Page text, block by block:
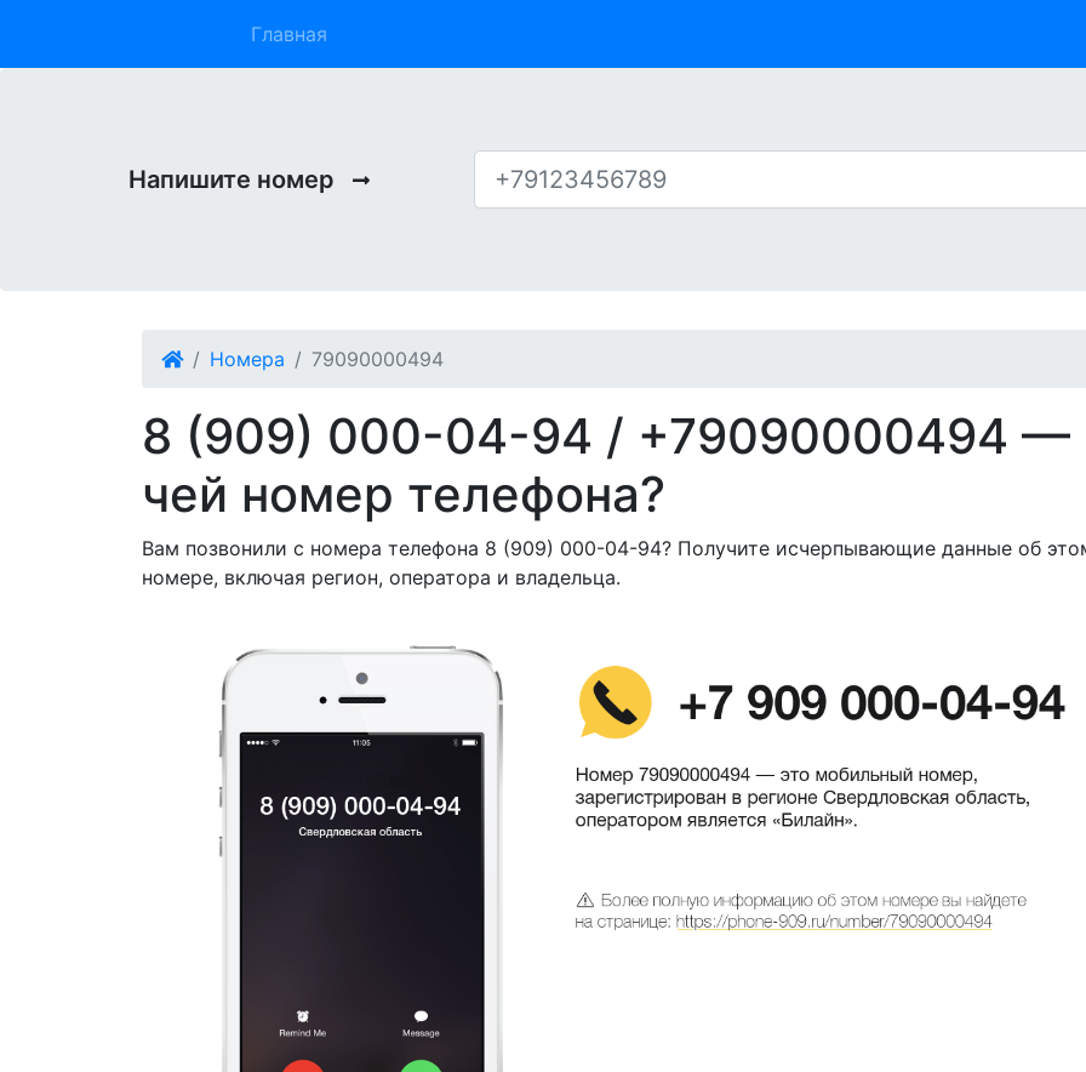
Главная
Напишите номер
Номера 79090000494
8 (909) 000-04-94 / +79090000494 —
чей номер телефона?
Вам позвонили с номера телефона 8 (909) 000-04-94? Получите исчерпывающие данные об
номере, включая регион, оператора и владельца.